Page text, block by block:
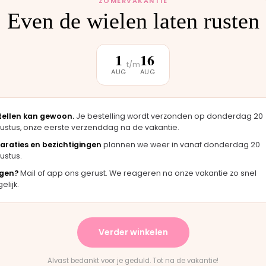
er
"Langsgekomen in Moordrecht en het
onderdeel werd er direct opgezet. Klaar
en het paste perfect.
waren duidelijk."
★★★★★
"Persoonlijk contact,
en eerlijk advies. Aanrader."
Rick · Bugaboo onderdeel
Even de wielen laten rusten
1
AUG
t/m16
AUG
kan gewoon. Je bestelling wordt verzonden op donderdag 20
onze eerste verzenddag na de vakantie.
en bezichtigingen plannen we weer in vanaf donderdag 20
Mail of app ons gerust. We reageren na onze vakantie zo snel
Verder winkelen
Alvast bedankt voor je geduld. Tot na de vakantie!